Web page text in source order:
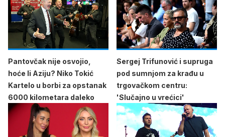
Pantovčak nije osvojio,
hoće li Aziju? Niko Tokić
Kartelo u borbi za opstanak
6000 kilometara daleko
Sergej Trifunović i supruga
pod sumnjom za krađu u
trgovačkom centru:
'Slučajno u vrećici'